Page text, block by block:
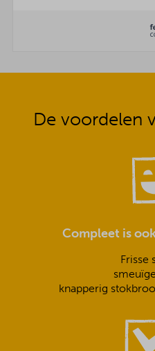
De voordelen
Compleet is
Frisse
knapperig